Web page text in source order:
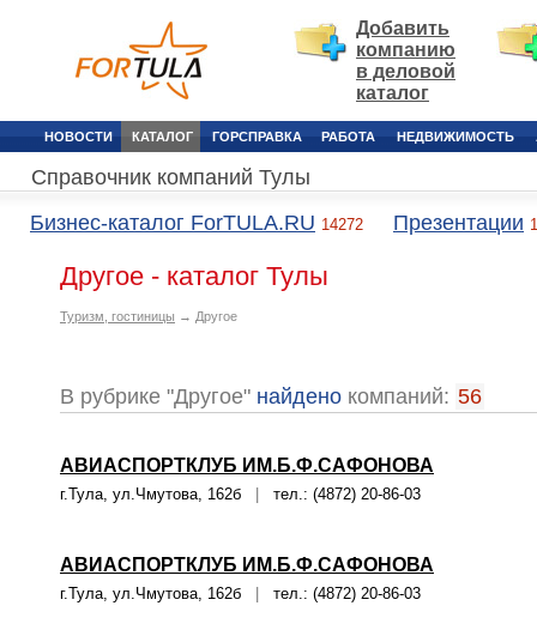
Добавить
компанию
в деловой
каталог
НОВОСТИ КАТАЛОГ ГОРСПРАВКА РАБОТА НЕДВИЖИМОСТЬ
Справочник компаний Тулы
Бизнес-каталог ForTULA.RU 14272 Презентации
Другое - каталог Тулы
Туризм, гостиницы → Другое
В рубрике "Другое" найдено компаний: 56
АВИАСПОРТКЛУБ ИМ.Б.Ф.САФОНОВА
г.Тула, ул.Чмутова, 162б тел.: (4872) 20-86-03
АВИАСПОРТКЛУБ ИМ.Б.Ф.САФОНОВА
г.Тула, ул.Чмутова, 162б тел.: (4872) 20-86-03